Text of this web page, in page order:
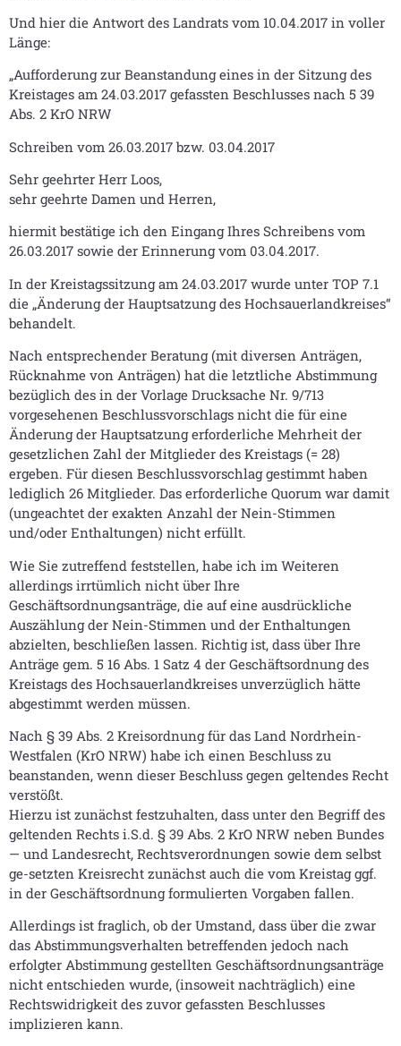
Und hier die Antwort des Landrats vom 10.04.2017 in voller
Länge:
„Aufforderung zur Beanstandung eines in der Sitzung des
Kreistages am 24.03.2017 gefassten Beschlusses nach 5 39
Abs. 2 KrO NRW
Schreiben vom 26.03.2017 bzw. 03.04.2017
Sehr geehrter Herr Loos,
sehr geehrte Damen und Herren,
hiermit bestätige ich den Eingang Ihres Schreibens vom
26.03.2017 sowie der Erinnerung vom 03.04.2017.
In der Kreistagssitzung am 24.03.2017 wurde unter TOP 7.1
die „Änderung der Hauptsatzung des Hochsauerlandkreises“
behandelt.
Nach entsprechender Beratung (mit diversen Anträgen,
Rücknahme von Anträgen) hat die letztliche Abstimmung
bezüglich des in der Vorlage Drucksache Nr. 9/713
vorgesehenen Beschlussvorschlags nicht die für eine
Änderung der Hauptsatzung erforderliche Mehrheit der
gesetzlichen Zahl der Mitglieder des Kreistags (= 28)
ergeben. Für diesen Beschlussvorschlag gestimmt haben
lediglich 26 Mitglieder. Das erforderliche Quorum war damit
(ungeachtet der exakten Anzahl der Nein-Stimmen
und/oder Enthaltungen) nicht erfüllt.
Wie Sie zutreffend feststellen, habe ich im Weiteren
allerdings irrtümlich nicht über Ihre
Geschäftsordnungsanträge, die auf eine ausdrückliche
Auszählung der Nein-Stimmen und der Enthaltungen
abzielten, beschließen lassen. Richtig ist, dass über Ihre
Anträge gem. 5 16 Abs. 1 Satz 4 der Geschäftsordnung des
Kreistags des Hochsauerlandkreises unverzüglich hätte
abgestimmt werden müssen.
Nach § 39 Abs. 2 Kreisordnung für das Land Nordrhein-
Westfalen (KrO NRW) habe ich einen Beschluss zu
beanstanden, wenn dieser Beschluss gegen geltendes Recht
verstößt.
Hierzu ist zunächst festzuhalten, dass unter den Begriff des
geltenden Rechts i.S.d. § 39 Abs. 2 KrO NRW neben Bundes
— und Landesrecht, Rechtsverordnungen sowie dem selbst
ge-setzten Kreisrecht zunächst auch die vom Kreistag ggf.
in der Geschäftsordnung formulierten Vorgaben fallen.
Allerdings ist fraglich, ob der Umstand, dass über die zwar
das Abstimmungsverhalten betreffenden jedoch nach
erfolgter Abstimmung gestellten Geschäftsordnungsanträge
nicht entschieden wurde, (insoweit nachträglich) eine
Rechtswidrigkeit des zuvor gefassten Beschlusses
implizieren kann.